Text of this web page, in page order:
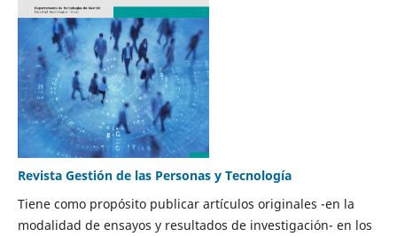
Revista Gestión de las Personas y Tecnología
Tiene como propósito publicar artículos originales -en la
modalidad de ensayos y resultados de investigación- en los